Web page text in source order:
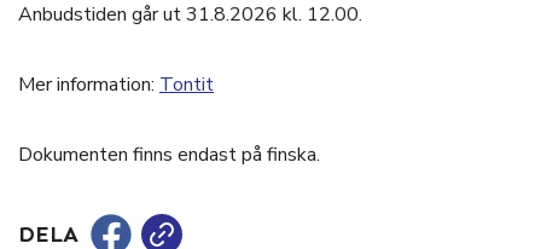
Anbudstiden går ut 31.8.2026 kl. 12.00.
Mer information: Tontit
Dokumenten finns endast på finska.
DELA